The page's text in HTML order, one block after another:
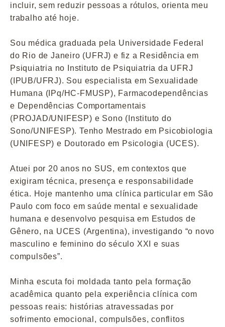
incluir, sem reduzir pessoas a rótulos, orienta meu
trabalho até hoje.
Sou médica graduada pela Universidade Federal
do Rio de Janeiro (UFRJ) e fiz a Residência em
Psiquiatria no Instituto de Psiquiatria da UFRJ
(IPUB/UFRJ). Sou especialista em Sexualidade
Humana (IPq/HC-FMUSP), Farmacodependências
e Dependências Comportamentais
(PROJAD/UNIFESP) e Sono (Instituto do
Sono/UNIFESP). Tenho Mestrado em Psicobiologia
(UNIFESP) e Doutorado em Psicologia (UCES).
Atuei por 20 anos no SUS, em contextos que
exigiram técnica, presença e responsabilidade
ética. Hoje mantenho uma clínica particular em São
Paulo com foco em saúde mental e sexualidade
humana e desenvolvo pesquisa em Estudos de
Gênero, na UCES (Argentina), investigando “o novo
masculino e feminino do século XXI e suas
compulsões”.
Minha escuta foi moldada tanto pela formação
acadêmica quanto pela experiência clínica com
pessoas reais: histórias atravessadas por
sofrimento emocional, compulsões, conflitos